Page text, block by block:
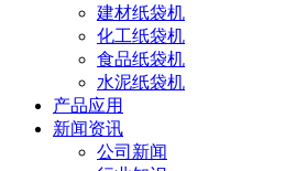
建材纸袋机
化工纸袋机
食品纸袋机
水泥纸袋机
产品应用
新闻资讯
公司新闻